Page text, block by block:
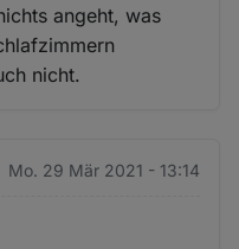
angeht, was
nicht.
Mo. 29 Mär 2021 - 13:14